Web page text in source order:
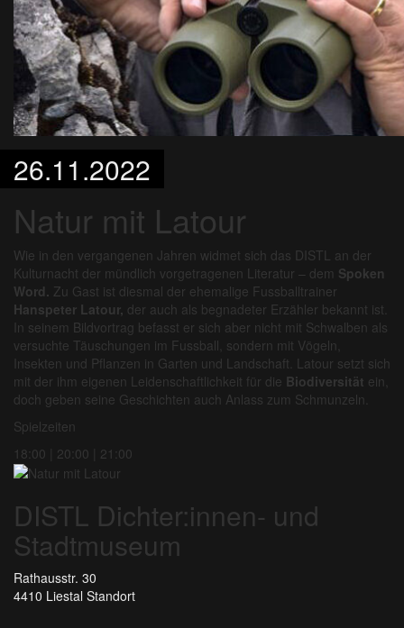
26.11.2022
Natur mit Latour
Wie in den vergangenen Jahren widmet sich das DISTL an der
Kulturnacht der mündlich vorgetragenen Literatur – dem Spoken
Word. Zu Gast ist diesmal der ehemalige Fussballtrainer
Hanspeter Latour, der auch als begnadeter Erzähler bekannt ist.
In seinem Bildvortrag befasst er sich aber nicht mit Schwalben als
versuchte Täuschungen im Fussball, sondern mit Vögeln,
Insekten und Pflanzen in Garten und Landschaft. Latour setzt sich
mit der ihm eigenen Leidenschaftlichkeit für die Biodiversität ein,
doch geben seine Geschichten auch Anlass zum Schmunzeln.
Spielzeiten
18:00 | 20:00 | 21:00
DISTL Dichter:innen- und
Stadtmuseum
Rathausstr. 30
4410 Liestal Standort